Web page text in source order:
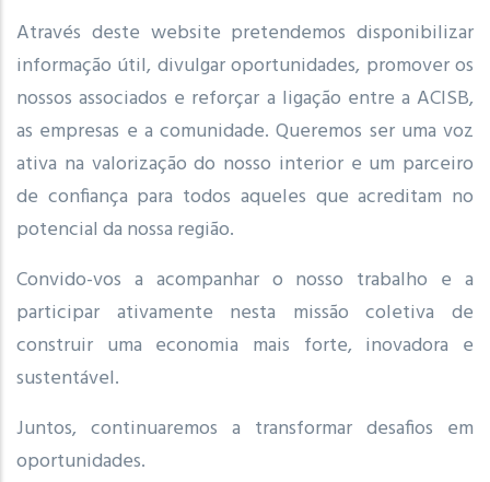
Através deste website pretendemos disponibilizar
informação útil, divulgar oportunidades, promover os
nossos associados e reforçar a ligação entre a ACISB,
as empresas e a comunidade. Queremos ser uma voz
ativa na valorização do nosso interior e um parceiro
de confiança para todos aqueles que acreditam no
potencial da nossa região.
Convido-vos a acompanhar o nosso trabalho e a
participar ativamente nesta missão coletiva de
construir uma economia mais forte, inovadora e
sustentável.
Juntos, continuaremos a transformar desafios em
oportunidades.